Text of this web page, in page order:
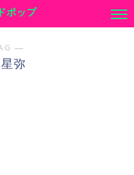
ポップ
―
弥